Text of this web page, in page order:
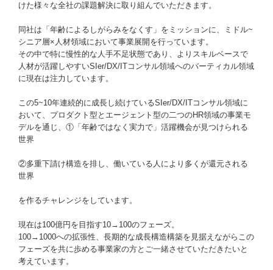
けた様々な全社の課題解決に取り組んでいただきます。
同社は「年齢によるしがらみをなくす」をミッションに、ミドル~
シニア層×人材領域において事業展開を行っています。
その中で特に慢性的な人手不足状態であり、よりスキルベースで
人材が活躍しやすいSIer/DX/ITコンサル領域へのバーティカル領域
に現在は注力しています。
この5~10年連続的に成長し続けているSIer/DX/ITコンサル領域に
おいて、プロダクト型とエージェント型の二つのHR領域の事業モ
デルを通じ、①「年齢ではなく実力で」活躍機会が見つけられる
世界
②多重下請け構造を排し、働いている人により多くが還元される
世界
を作るチャレンジをしています。
現在は100億円を目指す10→100のフェーズ。
100→1000への拡張性、長期的な成長構造構築を見据えながらこの
フェーズを共に歩める事業家の方とご一緒させていただきたいと
考えています。